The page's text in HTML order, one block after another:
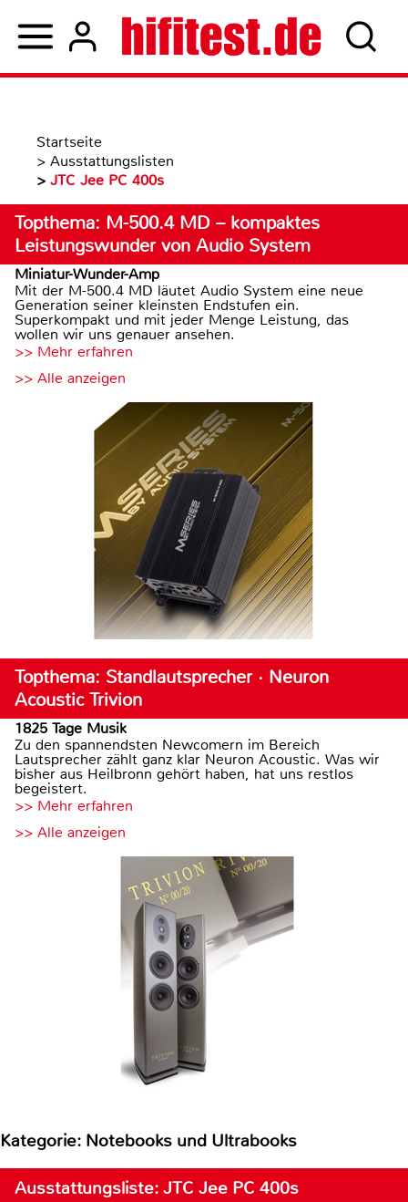
Startseite
> Ausstattungslisten
> JTC Jee PC 400s
Topthema: M-500.4 MD – kompaktes
Leistungswunder von Audio System
Miniatur-Wunder-Amp
Mit der M-500.4 MD läutet Audio System eine neue
Generation seiner kleinsten Endstufen ein.
Superkompakt und mit jeder Menge Leistung, das
wollen wir uns genauer ansehen.
>> Mehr erfahren
>> Alle anzeigen
Topthema: Standlautsprecher · Neuron
Acoustic Trivion
1825 Tage Musik
Zu den spannendsten Newcomern im Bereich
Lautsprecher zählt ganz klar Neuron Acoustic. Was wir
bisher aus Heilbronn gehört haben, hat uns restlos
begeistert.
>> Mehr erfahren
>> Alle anzeigen
Kategorie: Notebooks und Ultrabooks
Ausstattungsliste: JTC Jee PC 400s